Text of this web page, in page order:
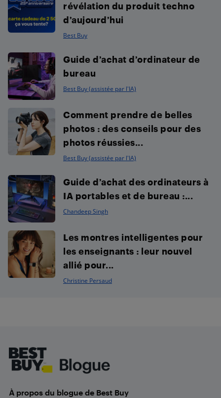
révélation du produit techno
d’aujourd’hui
Best Buy
Guide d’achat d’ordinateur de
bureau
Best Buy (assistée par l'IA)
Comment prendre de belles
photos : des conseils pour des
photos réussies...
Best Buy (assistée par l'IA)
Guide d’achat des ordinateurs à
IA portables et de bureau :...
Chandeep Singh
Les montres intelligentes pour
les enseignants : leur nouvel
allié pour...
Christine Persaud
À propos du blogue de Best Buy